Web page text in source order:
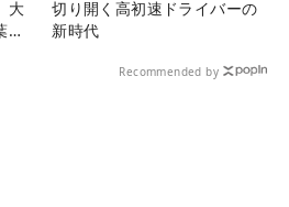
大
切り開く高初速ドライバーの
新時代
Recommended by